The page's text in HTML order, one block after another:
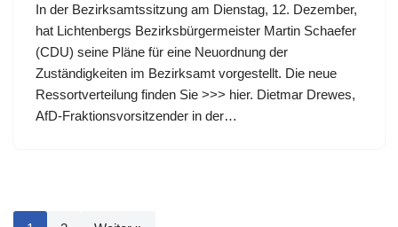
In der Bezirksamtssitzung am Dienstag, 12. Dezember,
hat Lichtenbergs Bezirksbürgermeister Martin Schaefer
(CDU) seine Pläne für eine Neuordnung der
Zuständigkeiten im Bezirksamt vorgestellt. Die neue
Ressortverteilung finden Sie >>> hier. Dietmar Drewes,
AfD-Fraktionsvorsitzender in der…